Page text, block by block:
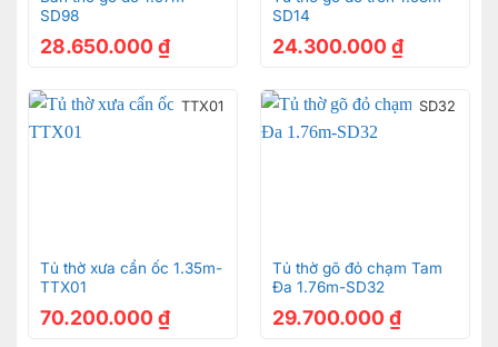
SD98
28.650.000 ₫
SD14
24.300.000 ₫
TTX01
Tủ thờ xưa cẩn ốc 1.35m-
TTX01
70.200.000 ₫
SD32
Tủ thờ gõ đỏ chạm Tam
Đa 1.76m-SD32
29.700.000 ₫